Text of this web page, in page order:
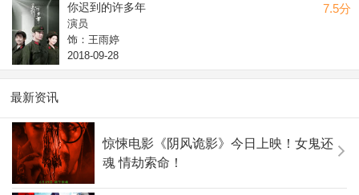
7.5分
你迟到的许多年
演员
饰：王雨婷
2018-09-28
最新资讯
惊悚电影《阴风诡影》今日上映！女鬼还
魂 情劫索命！